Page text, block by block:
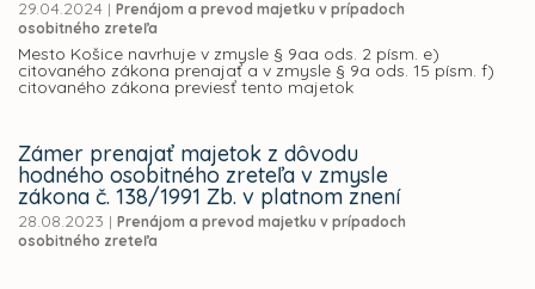
29.04.2024 | Prenájom a prevod majetku v prípadoch
osobitného zreteľa
Mesto Košice navrhuje v zmysle § 9aa ods. 2 písm. e)
citovaného zákona prenajať a v zmysle § 9a ods. 15 písm. f)
citovaného zákona previesť tento majetok
Zámer prenajať majetok z dôvodu
hodného osobitného zreteľa v zmysle
zákona č. 138/1991 Zb. v platnom znení
28.08.2023 | Prenájom a prevod majetku v prípadoch
osobitného zreteľa